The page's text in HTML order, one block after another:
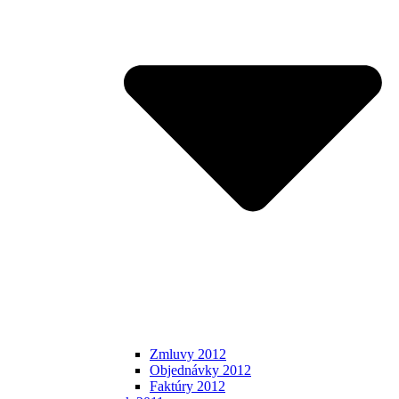
Zmluvy 2012
Objednávky 2012
Faktúry 2012